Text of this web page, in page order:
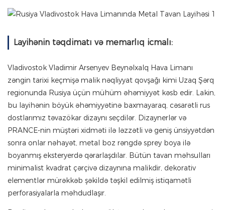
Layihənin təqdimatı və memarlıq icmalı:
Vladivostok Vladimir Arsenyev Beynəlxalq Hava Limanı
zəngin tarixi keçmişə malik nəqliyyat qovşağı kimi Uzaq Şərq
regionunda Rusiya üçün mühüm əhəmiyyət kəsb edir. Lakin,
bu layihənin böyük əhəmiyyətinə baxmayaraq, cəsarətli rus
dostlarımız təvazökar dizaynı seçdilər. Dizaynerlər və
PRANCE-nin müştəri xidməti ilə ləzzətli və geniş ünsiyyətdən
sonra onlar nəhayət, metal boz rəngdə sprey boya ilə
boyanmış eksteryerdə qərarlaşdılar. Bütün tavan məhsulları
minimalist kvadrat çərçivə dizaynına malikdir, dekorativ
elementlər mürəkkəb şəkildə təşkil edilmiş istiqamətli
perforasiyalarla məhdudlaşır.